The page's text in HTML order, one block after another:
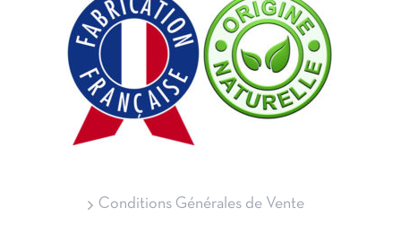
Conditions Générales de Vente